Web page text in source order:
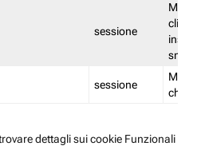
sessione
sessione
dettagli sui cookie Funzionali